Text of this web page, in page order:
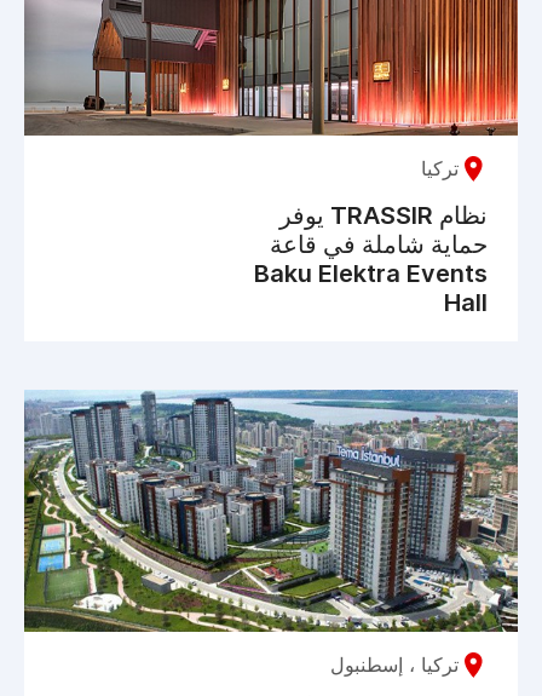
تركيا
نظام TRASSIR يوفر
حماية شاملة في قاعة
Baku Elektra Events
Hall
تركيا ، إسطنبول